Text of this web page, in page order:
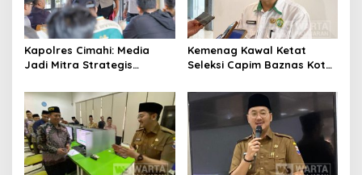
Kapolres Cimahi: Media
Jadi Mitra Strategis
Publik
Kemenag Kawal Ketat
Seleksi Capim Baznas Kota
Komisioner Baznas
Berintegritas